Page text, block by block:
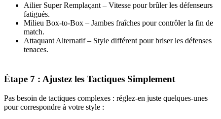
Ailier Super Remplaçant – Vitesse pour brûler les défenseurs
fatigués.
Milieu Box-to-Box – Jambes fraîches pour contrôler la fin de
match.
Attaquant Alternatif – Style différent pour briser les défenses
tenaces.
Étape 7 : Ajustez les Tactiques Simplement
Pas besoin de tactiques complexes : réglez-en juste quelques-unes
pour correspondre à votre style :